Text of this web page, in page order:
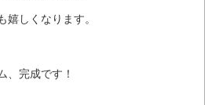
しくなります。
、完成です！